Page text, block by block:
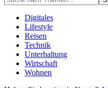
Digitales
Lifestyle
Reisen
Technik
Unterhaltung
Wirtschaft
Wohnen